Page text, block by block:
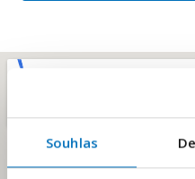
Souhlas
E-mailová adresa